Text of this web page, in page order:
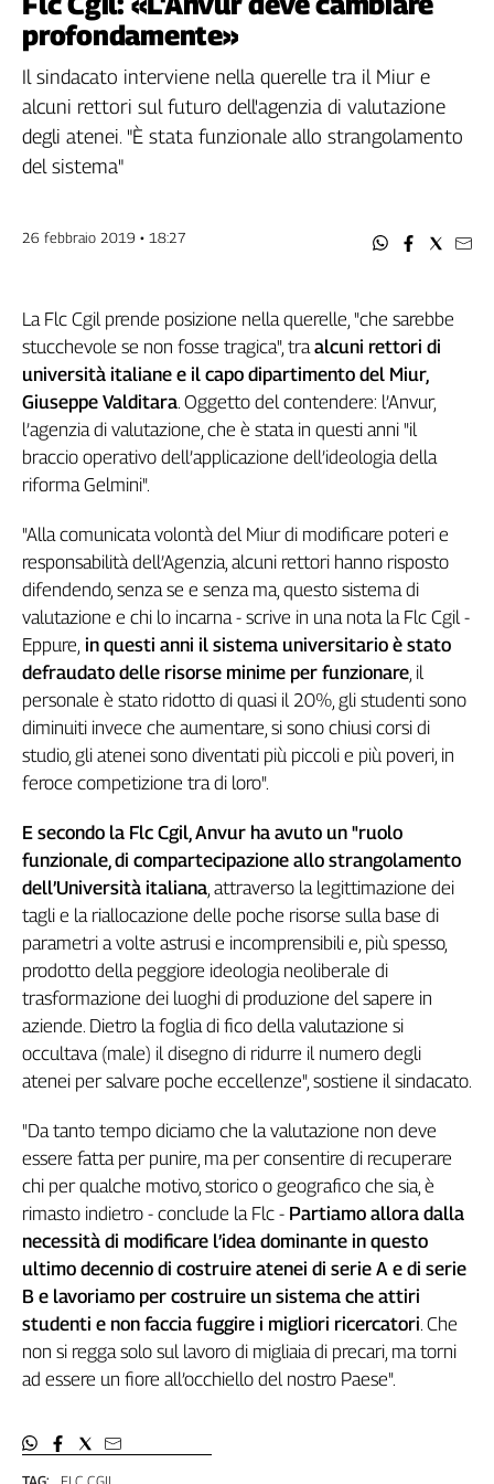
Filcams
Filctem
Fillea
Filt
Fiom
Fisac
Fp
Spi
Inca
Caaf
Speciali
di
il
sangue
della
ragione
120
anni
Cgil
Collettiva
Academy
Collettiva
Rubriche
Collettiva
Talk
La
settimana
Collettiva
Girasoli
Il
Sassolino
Linea
Economica
Tech
Inserti
Idea
Diffusa
InFlai
Le
trasmissioni
Work
in
Progress
profondamente»
Il sindacato interviene nella querelle tra il Miur e
alcuni rettori sul futuro dell'agenzia di valutazione
degli atenei. "È stata funzionale allo strangolamento
del sistema"
26 febbraio 2019 • 18:27
La Flc Cgil prende posizione nella querelle, "che sarebbe
stucchevole se non fosse tragica", traalcuni rettori di
università italiane e il capo dipartimento del Miur,
Giuseppe Valditara. Oggetto del contendere: l’Anvur,
l’agenzia di valutazione, che è stata in questi anni "il
braccio operativo dell’applicazione dell’ideologia della
riforma Gelmini".
"Alla comunicata volontà del Miur di modificare poteri e
responsabilità dell’Agenzia, alcuni rettori hanno risposto
difendendo, senza se e senza ma, questo sistema di
valutazione e chi lo incarna - scrive in una nota la Flc Cgil -
Eppure, in questi anni il sistema universitario è stato
defraudato delle risorse minime per funzionare, il
personale è stato ridotto di quasi il 20%, gli studenti sono
diminuiti invece che aumentare, si sono chiusi corsi di
studio, gli atenei sono diventati più piccoli e più poveri, in
feroce competizione tra di loro".
E secondo la Flc Cgil, Anvur ha avuto un "ruolo
funzionale, di compartecipazione allo strangolamento
dell’Università italiana, attraverso la legittimazione dei
tagli e la riallocazione delle poche risorse sulla base di
parametri a volte astrusi e incomprensibili e, più spesso,
prodotto della peggiore ideologia neoliberale di
trasformazione dei luoghi di produzione del sapere in
aziende. Dietro la foglia di fico della valutazione si
occultava (male) il disegno di ridurre il numero degli
atenei per salvare poche eccellenze", sostiene il sindacato.
"Da tanto tempo diciamo che la valutazione non deve
essere fatta per punire, ma per consentire di recuperare
chi per qualche motivo, storico o geografico che sia, è
rimasto indietro - conclude la Flc - Partiamo allora dalla
necessità di modificare l’idea dominante in questo
ultimo decennio di costruire atenei di serie A e di serie
B e lavoriamo per costruire un sistema che attiri
studenti e non faccia fuggire i migliori ricercatori. Che
non si regga solo sul lavoro di migliaia di precari, ma torni
ad essere un fiore all’occhiello del nostro Paese".